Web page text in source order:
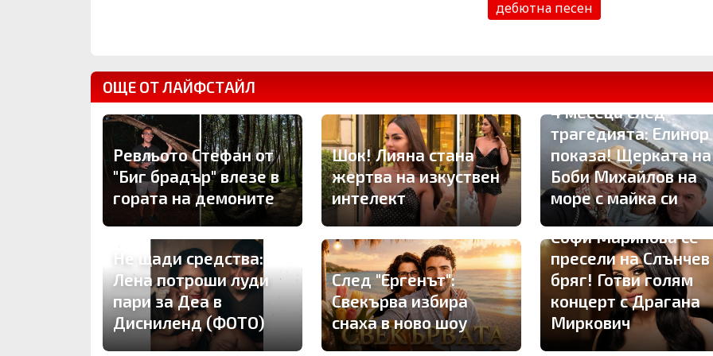
дебютна песен
ОЩЕ ОТ ЛАЙФСТАЙЛ
Ревльото Стефан от
"Биг брадър" влезе в
гората на демоните
Шок! Лияна стана
жертва на изкуствен
интелект
4 месеца след
трагедията: Елинор
показа! Щерката на
Боби Михайлов на
море с майка си
Не щади средства:
Лена потроши луди
пари за Деа в
Дисниленд (ФОТО)
След "Ергенът":
Свекърва избира
снаха в ново шоу
Софи Маринова се
пресели на Слънчев
бряг! Готви голям
концерт с Драгана
Миркович